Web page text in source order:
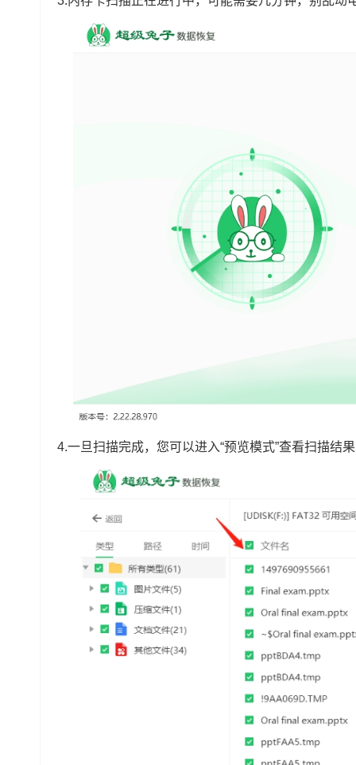
4.一旦扫描完成，您可以进入“预览模式”查看扫描结